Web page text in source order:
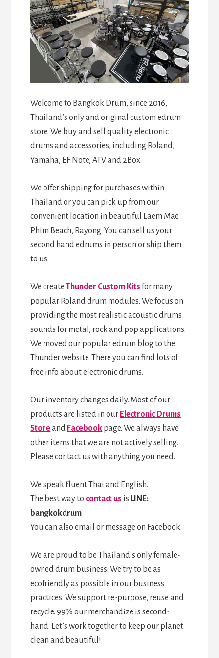
Welcome to Bangkok Drum, since 2016,
Thailand’s only and original custom edrum
store. We buy and sell quality electronic
drums and accessories, including Roland,
Yamaha, EF Note, ATV and 2Box.
We offer shipping for purchases within
Thailand or you can pick up from our
convenient location in beautiful Laem Mae
Phim Beach, Rayong. You can sell us your
second hand edrums in person or ship them
to us.
We createThunder Custom Kits for many
popular Roland drum modules. We focus on
providing the most realistic acoustic drums
sounds for metal, rock and pop applications.
We moved our popular edrum blog to the
Thunder website. There you can find lots of
free info about electronic drums.
Our inventory changes daily. Most of our
products are listed in our Electronic Drums
Storeand Facebook page. We always have
other items that we are not actively selling.
Please contact us with anything you need.
We speak fluent Thai and English.
The best way to contact us is LINE:
bangkokdrum
You can also email or message on Facebook.
We are proud to be Thailand’s only female-
owned drum business. We try to be as
ecofriendly as possible in our business
practices. We support re-purpose, reuse and
recycle. 99% our merchandize is second-
hand. Let’s work together to keep our planet
clean and beautiful!